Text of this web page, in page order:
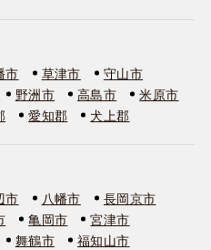
市 草津市
守山市
野洲市 高島市
米原市
愛知郡 犬上郡
市 八幡市
長岡京市
亀岡市
宮津市
舞鶴市
福知山市